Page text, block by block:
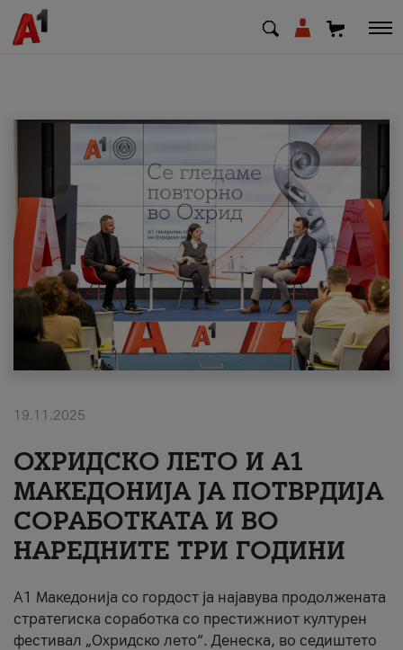
МК SQ
Приватни Деловни
Поддршка
Надополни кредит
#ПодобарОнлајн
19.11.2025
ОХРИДСКО ЛЕТО И A1
МАКЕДОНИЈА ЈА ПОТВРДИЈА
СОРАБОТКАТА И ВО
НАРЕДНИТЕ ТРИ ГОДИНИ
A1 Македонија со гордост ја најавува продолжената
стратегиска соработка со престижниот културен
фестивал „Охридско лето“. Денеска, во седиштето